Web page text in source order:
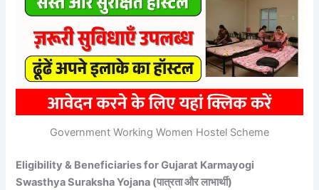
Government Working Women Hostel Scheme
Eligibility & Beneficiaries for Gujarat Karmayogi
Swasthya Suraksha Yojana (पात्रता और लाभार्थी)